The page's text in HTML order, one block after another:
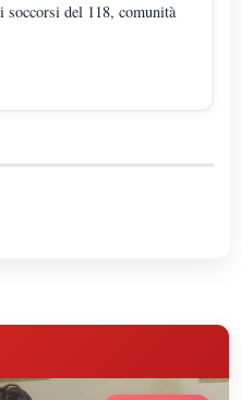
del 118, comunità